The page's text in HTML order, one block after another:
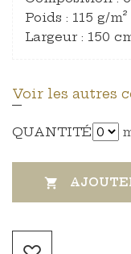
Poids : 115 g/m²
Largeur : 150
Voir les autres
QUANTITÉ
